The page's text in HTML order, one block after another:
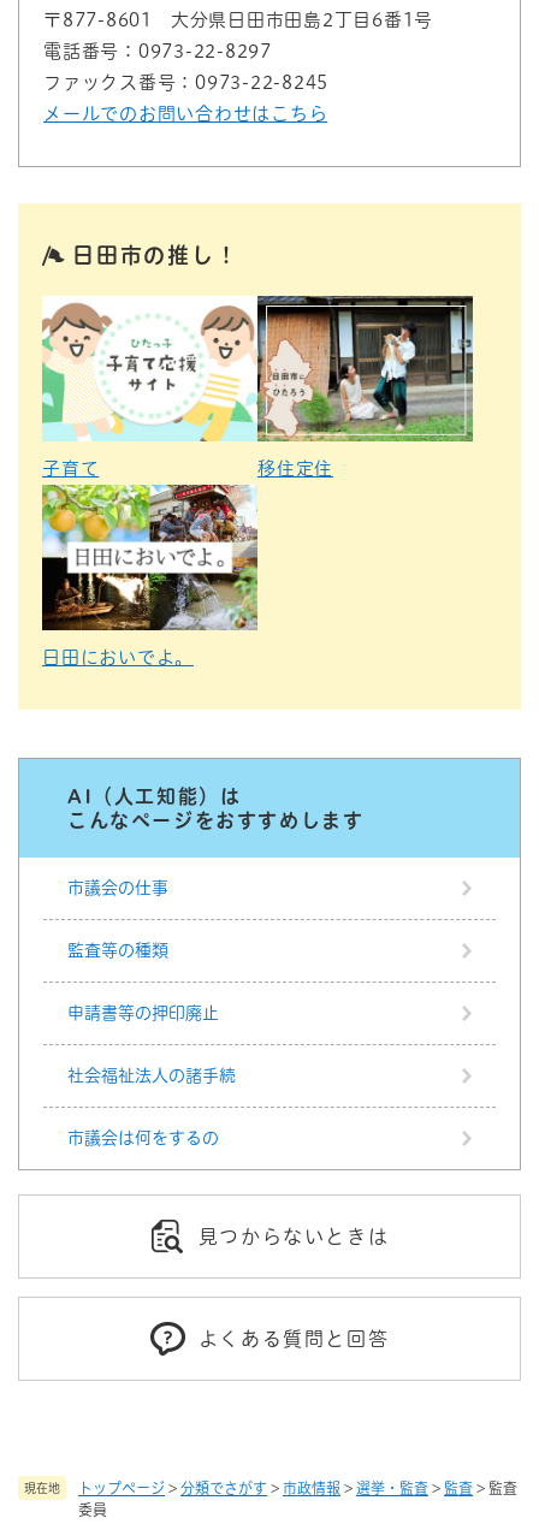
現在地 トップページ > 分類でさがす > 市政情報 > 選挙・監査 > 監査 > 監査
委員
〒877-8601
大分県日田市田島2丁目6番1号
電話番号：0973-22-8297
ファックス番号：0973-22-8245
メールでのお問い合わせはこちら
日田市の推し！
子育て 移住定住
日田においでよ。
AI（人工知能）は
こんなページをおすすめします
市議会の仕事
監査等の種類
申請書等の押印廃止
社会福祉法人の諸手続
市議会は何をするの
見つからないときは
よくある質問と回答